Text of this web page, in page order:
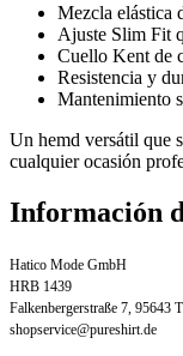
Mezcla elástica
Ajuste Slim Fit
Cuello Kent de
Resistencia y
Mantenimiento
Un hemd versátil que
cualquier ocasión
Información
Hatico Mode GmbH
HRB 1439
Falkenbergerstraße 7, 95643
shopservice@pureshirt.de